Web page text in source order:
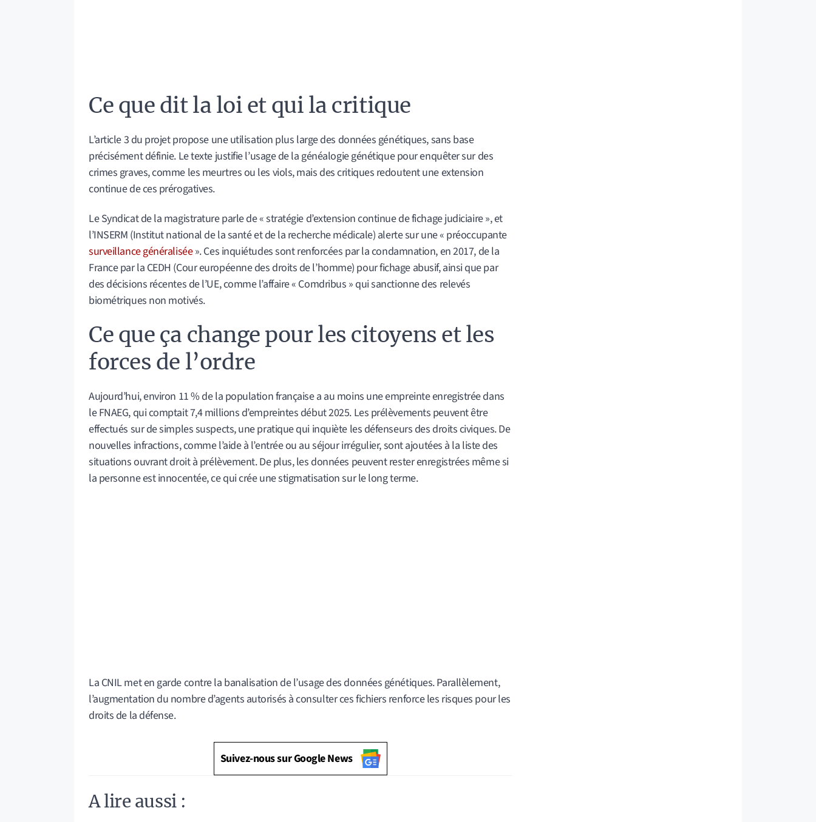
Ce que dit la loi et qui la critique
L’article 3 du projet propose une utilisation plus large des données génétiques, sans base
précisément définie. Le texte justifie l’usage de la généalogie génétique pour enquêter sur des
crimes graves, comme les meurtres ou les viols, mais des critiques redoutent une extension
continue de ces prérogatives.
Le Syndicat de la magistrature parle de « stratégie d’extension continue de fichage judiciaire », et
l’INSERM (Institut national de la santé et de la recherche médicale) alerte sur une « préoccupante
surveillance généralisée». Ces inquiétudes sont renforcées par la condamnation, en 2017, de la
France par la CEDH (Cour européenne des droits de l’homme) pour fichage abusif, ainsi que par
des décisions récentes de l’UE, comme l’affaire « Comdribus » qui sanctionne des relevés
biométriques non motivés.
Ce que ça change pour les citoyens et les
forces de l’ordre
Aujourd’hui, environ 11 % de la population française a au moins une empreinte enregistrée dans
le FNAEG, qui comptait 7,4 millions d’empreintes début 2025. Les prélèvements peuvent être
effectués sur de simples suspects, une pratique qui inquiète les défenseurs des droits civiques. De
nouvelles infractions, comme l’aide à l’entrée ou au séjour irrégulier, sont ajoutées à la liste des
situations ouvrant droit à prélèvement. De plus, les données peuvent rester enregistrées même si
la personne est innocentée, ce qui crée une stigmatisation sur le long terme.
La CNIL met en garde contre la banalisation de l’usage des données génétiques. Parallèlement,
l’augmentation du nombre d’agents autorisés à consulter ces fichiers renforce les risques pour les
droits de la défense.
Suivez-nous sur Google News
A lire aussi :